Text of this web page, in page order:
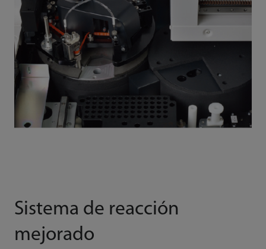
Sistema de reacción
mejorado